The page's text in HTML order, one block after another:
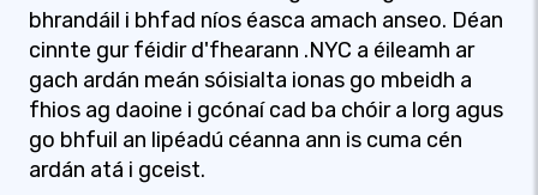
bhrandáil i bhfad níos éasca amach anseo. Déan
cinnte gur féidir d'fhearann .NYC a éileamh ar
gach ardán meán sóisialta ionas go mbeidh a
fhios ag daoine i gcónaí cad ba chóir a lorg agus
go bhfuil an lipéadú céanna ann is cuma cén
ardán atá i gceist.